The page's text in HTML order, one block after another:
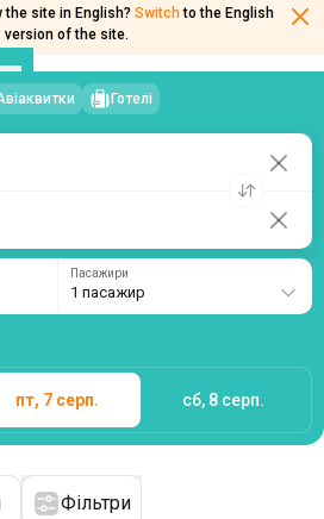
the site in English? Switch to the English
version of the site.
Готелі
Пасажири
1 пасажир
пт, 7 серп. сб, 8 серп.
Фільтри